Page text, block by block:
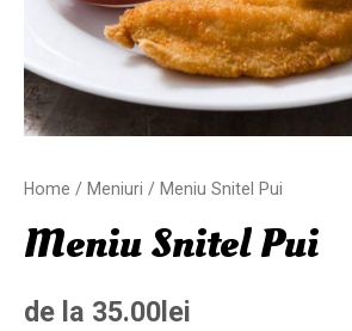
Home / Meniuri / Meniu Snitel Pui
Meniu Snitel Pui
de la 35.00 lei